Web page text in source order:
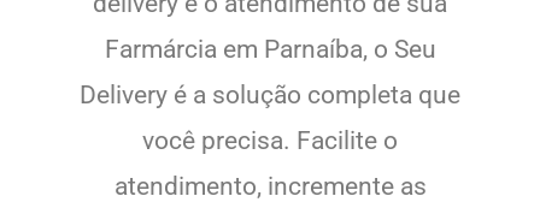
Farmárcia em Parnaíba, o Seu
Delivery é a solução completa que
você precisa. Facilite o
atendimento, incremente as